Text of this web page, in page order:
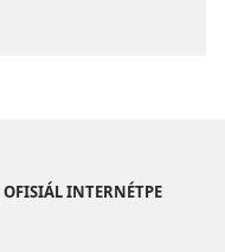
INTERNÉTPE